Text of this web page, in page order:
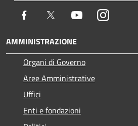
Facebook Twitter YoutubeInstagram
AMMINISTRAZIONE
Organi di Governo
Aree Amministrative
Uffici
Enti e fondazioni